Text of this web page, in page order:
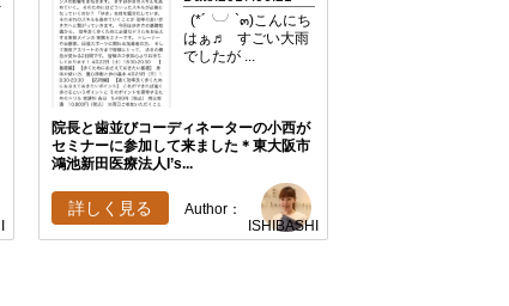
(*´╰╯`๓)こんにち
はぁ♬ すごい大雨
でしたが ...
院長と歯並びコーディネーターの小西が
セミナーに参加して来ました＊東大阪市
鴻池新田医療法人I’s...
Author：
ISHIBASHI
詳しく見る